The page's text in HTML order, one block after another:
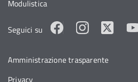
Modulistica
Seguici su
Amministrazione trasparente
Privacy